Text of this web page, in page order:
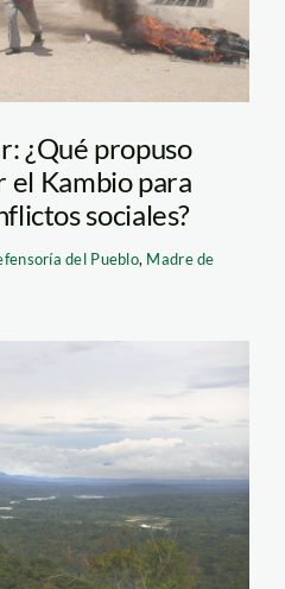
¿Qué propuso
el Kambio para
sociales?
del Pueblo, Madre de